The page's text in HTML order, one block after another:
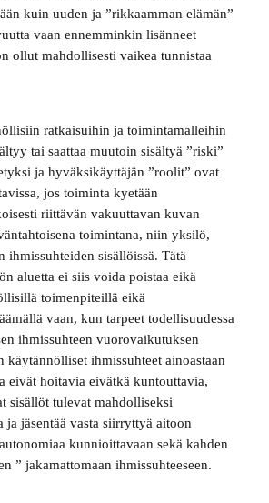
kuin uuden ja ”rikkaamman elämän”
vaan ennemminkin lisänneet
ollut mahdollisesti vaikea tunnistaa
ratkaisuihin ja toimintamalleihin
tai saattaa muutoin sisältyä ”riski”
ja hyväksikäyttäjän ”roolit” ovat
jos toiminta kyetään
riittävän vakuuttavan kuvan
toimintana, niin yksilö,
sisällöissä. Tätä
aluetta ei siis voida poistaa eikä
toimenpiteillä eikä
vaan, kun tarpeet todellisuudessa
ihmissuhteen vuorovaikutuksen
käytännölliset ihmissuhteet ainoastaan
eivät hoitavia eivätkä kuntouttavia,
sisällöt tulevat mahdolliseksi
ja jäsentää vasta siirryttyä aitoon
kunnioittavaan sekä kahden
” jakamattomaan ihmissuhteeseen.